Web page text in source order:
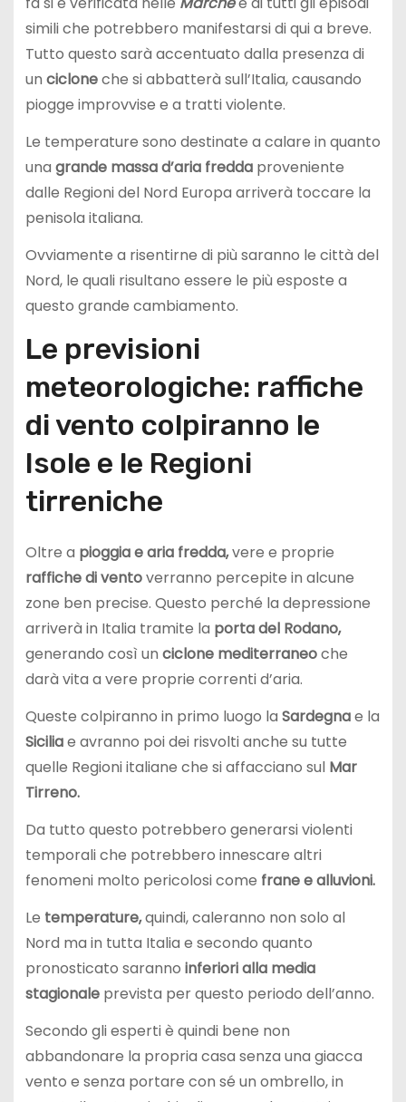
simili che potrebbero manifestarsi di qui a breve.
Tutto questo sarà accentuato dalla presenza di
un cicloneche si abbatterà sull’Italia, causando
piogge improvvise e a tratti violente.
Le temperature sono destinate a calare in quanto
una grande massa d’aria freddaproveniente
dalle Regioni del Nord Europa arriverà toccare la
penisola italiana.
Ovviamente a risentirne di più saranno le città del
Nord, le quali risultano essere le più esposte a
questo grande cambiamento.
Le previsioni
meteorologiche: raffiche
di vento colpiranno le
Isole e le Regioni
tirreniche
Oltre a pioggia e aria fredda,vere e proprie
raffiche di ventoverranno percepite in alcune
zone ben precise. Questo perché la depressione
arriverà in Italia tramite la porta del Rodano,
generando così un ciclone mediterraneoche
darà vita a vere proprie correnti d’aria.
Queste colpiranno in primo luogo la Sardegnae la
Siciliae avranno poi dei risvolti anche su tutte
quelle Regioni italiane che si affacciano sul Mar
Tirreno.
Da tutto questo potrebbero generarsi violenti
temporali che potrebbero innescare altri
fenomeni molto pericolosi come frane e alluvioni.
Le temperature,quindi, caleranno non solo al
Nord ma in tutta Italia e secondo quanto
pronosticato saranno inferiori alla media
stagionaleprevista per questo periodo dell’anno.
Secondo gli esperti è quindi bene non
abbandonare la propria casa senza una giacca
vento e senza portare con sé un ombrello, in